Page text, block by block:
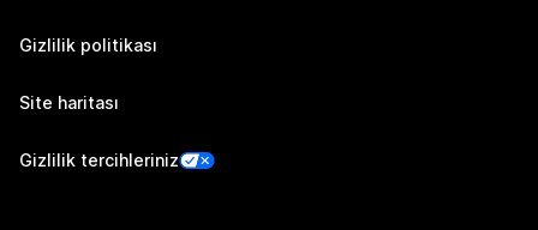
Gizlilik politikası
Site haritası
Gizlilik tercihleriniz